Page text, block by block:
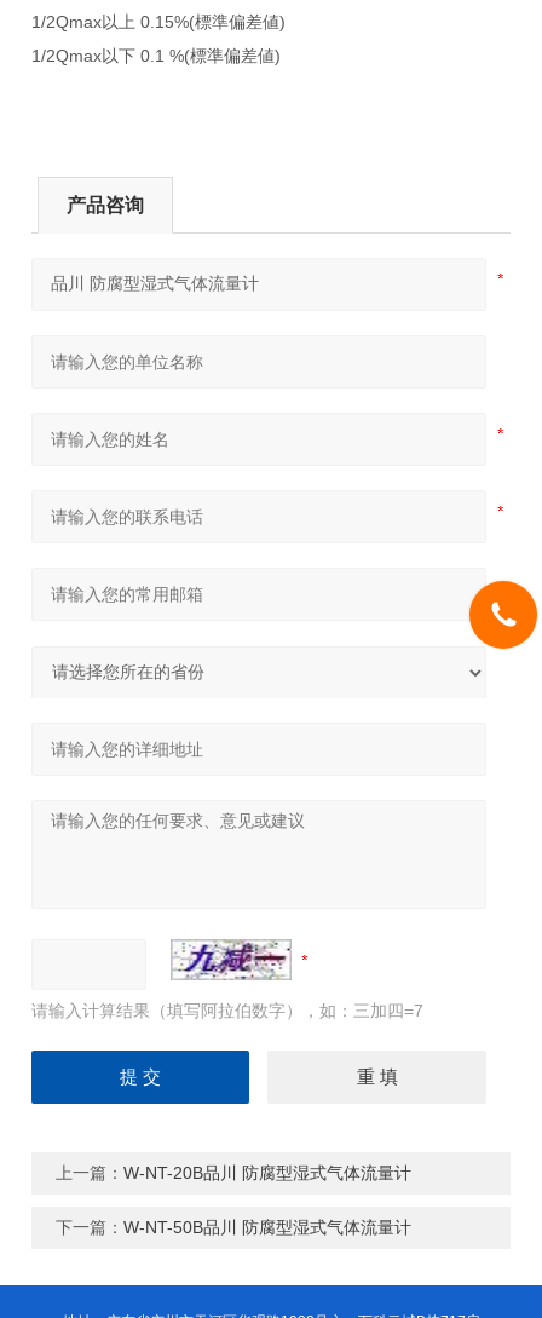
1/2Qmax以上 0.15%(標準偏差値)
1/2Qmax以下 0.1 %(標準偏差値)
产品咨询
请输入计算结果（填写阿拉伯数字），如：三加四=7
上一篇：W-NT-20B品川 防腐型湿式气体流量计
下一篇：W-NT-50B品川 防腐型湿式气体流量计